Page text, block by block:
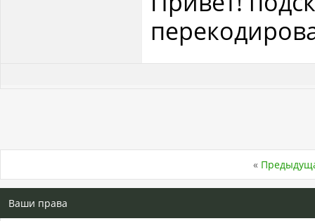
«
Ваши права